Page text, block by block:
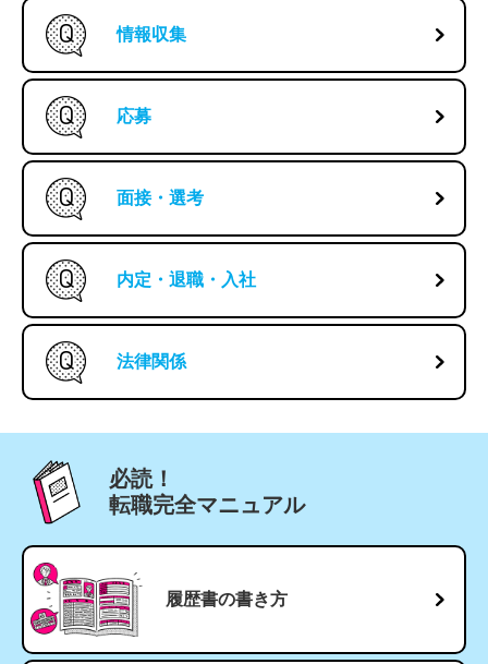
情報収集
応募
面接・選考
内定・退職・入社
法律関係
必読！
転職完全マニュアル
履歴書の書き方